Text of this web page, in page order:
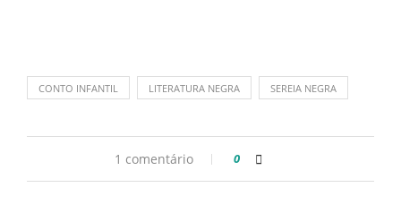
CONTO INFANTIL LITERATURA NEGRA SEREIA NEGRA
1 comentário 0